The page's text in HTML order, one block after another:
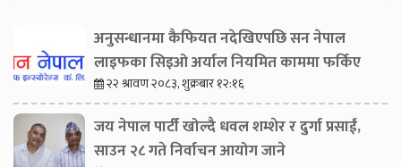
अनुसन्धानमा कैफियत नदेखिएपछि सन नेपाल
लाइफका सिइओ अर्याल नियमित काममा फर्किए
२२ श्रावण २०८३, शुक्रबार १२:१६
जय नेपाल पार्टी खोल्दै धवल शम्शेर र दुर्गा प्रसाईं,
साउन २८ गते निर्वाचन आयोग जाने